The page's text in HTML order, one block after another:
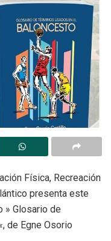
Física, Recreación
presenta este
» Glosario de
de Egne Osorio